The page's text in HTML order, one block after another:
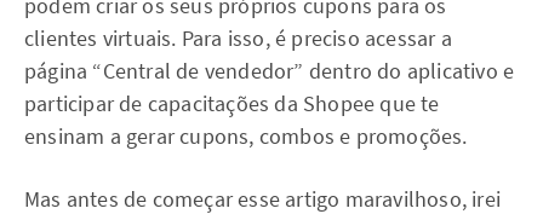
clientes virtuais. Para isso, é preciso acessar a
página “Central de vendedor” dentro do aplicativo e
participar de capacitações da Shopee que te
ensinam a gerar cupons, combos e promoções.
Mas antes de começar esse artigo maravilhoso, irei